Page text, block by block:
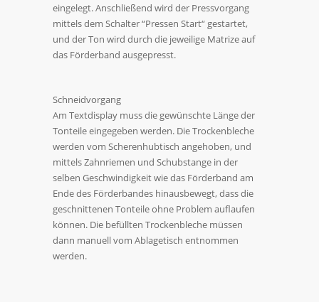
eingelegt. Anschließend wird der Pressvorgang
mittels dem Schalter “Pressen Start“ gestartet,
und der Ton wird durch die jeweilige Matrize auf
das Förderband ausgepresst.
Schneidvorgang
Am Textdisplay muss die gewünschte Länge der
Tonteile eingegeben werden. Die Trockenbleche
werden vom Scherenhubtisch angehoben, und
mittels Zahnriemen und Schubstange in der
selben Geschwindigkeit wie das Förderband am
Ende des Förderbandes hinausbewegt, dass die
geschnittenen Tonteile ohne Problem auflaufen
können. Die befüllten Trockenbleche müssen
dann manuell vom Ablagetisch entnommen
werden.